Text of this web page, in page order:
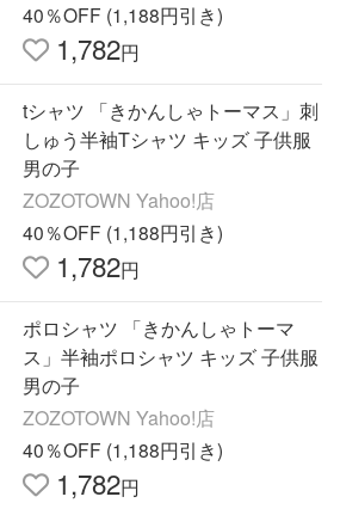
40％OFF (1,188円引き)
1,782円
tシャツ 「きかんしゃトーマス」刺
しゅう半袖Tシャツ キッズ 子供服
男の子
ZOZOTOWN Yahoo!店
40％OFF (1,188円引き)
1,782円
ポロシャツ 「きかんしゃトーマ
ス」半袖ポロシャツ キッズ 子供服
男の子
ZOZOTOWN Yahoo!店
40％OFF (1,188円引き)
1,782円